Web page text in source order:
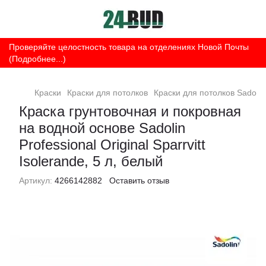
Проверяйте целостность товара на отделениях Новой Почты
(Подробнее...)
Краски Краски для потолков Краски для потолков Sadolin
Краска грунтовочная и покровная
на водной основе Sadolin
Professional Original Sparrvitt
Isolerande, 5 л, белый
Артикул: 4266142882 Оставить отзыв